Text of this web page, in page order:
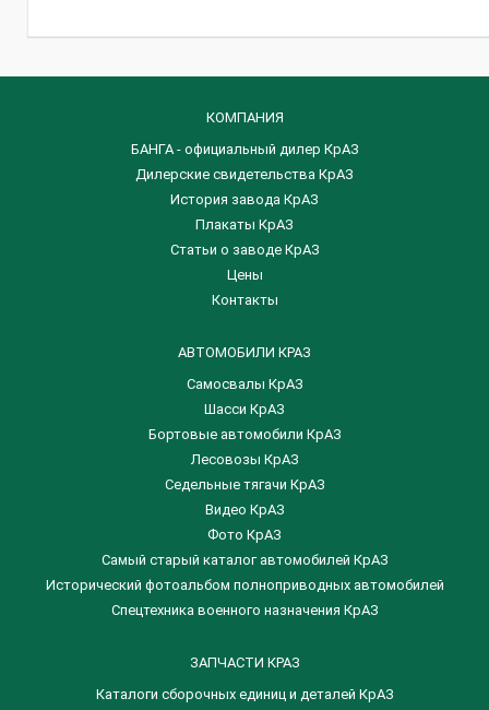
КОМПАНИЯ
БАНГА - официальный дилер КрАЗ
Дилерские свидетельства КрАЗ
История завода КрАЗ
Плакаты КрАЗ
Статьи о заводе КрАЗ
Цены
Контакты
АВТОМОБИЛИ КРАЗ
Самосвалы КрАЗ
Шасси КрАЗ
Бортовые автомобили КрАЗ
Лесовозы КрАЗ
Седельные тягачи КрАЗ
Видео КрАЗ
Фото КрАЗ
Самый старый каталог автомобилей КрАЗ
Исторический фотоальбом полноприводных автомобилей
Спецтехника военного назначения КрАЗ
ЗАПЧАСТИ КРАЗ
Каталоги сборочных единиц и деталей КрАЗ